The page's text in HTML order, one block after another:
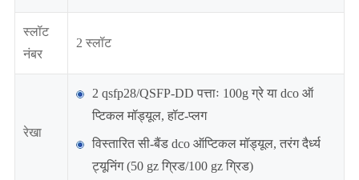
स्लॉट
नंबर
2 स्लॉट
रेखा
2 qsfp28/QSFP-DD पत्ताः 100g ग्रे या dco ऑ
प्टिकल मॉड्यूल, हॉट-प्लग
विस्तारित सी-बैंड dco ऑप्टिकल मॉड्यूल, तरंग दैर्ध्य
ट्यूनिंग (50 gz ग्रिड/100 gz ग्रिड)